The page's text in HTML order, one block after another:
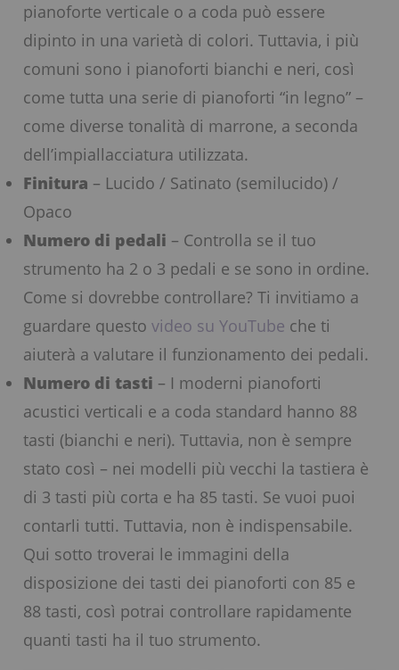
pianoforte verticale o a coda può essere
dipinto in una varietà di colori. Tuttavia, i più
comuni sono i pianoforti bianchi e neri, così
come tutta una serie di pianoforti “in legno” –
come diverse tonalità di marrone, a seconda
dell’impiallacciatura utilizzata.
Finitura – Lucido / Satinato (semilucido) /
Opaco
Numero di pedali – Controlla se il tuo
strumento ha 2 o 3 pedali e se sono in ordine.
Come si dovrebbe controllare? Ti invitiamo a
guardare questovideo su YouTube che ti
aiuterà a valutare il funzionamento dei pedali.
Numero di tasti – I moderni pianoforti
acustici verticali e a coda standard hanno 88
tasti (bianchi e neri). Tuttavia, non è sempre
stato così – nei modelli più vecchi la tastiera è
di 3 tasti più corta e ha 85 tasti. Se vuoi puoi
contarli tutti. Tuttavia, non è indispensabile.
Qui sotto troverai le immagini della
disposizione dei tasti dei pianoforti con 85 e
88 tasti, così potrai controllare rapidamente
quanti tasti ha il tuo strumento.